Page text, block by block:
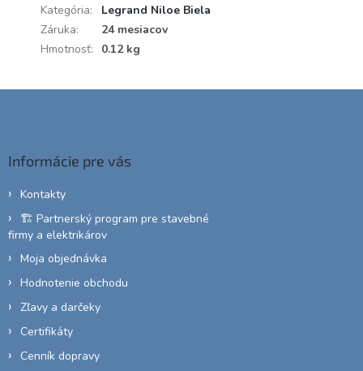
Kategória:
Legrand Niloe Biela
Záruka:
24 mesiacov
Hmotnosť: 0.12 kg
Informácie pre vás
Kontakty
🏗️ Partnerský program pre stavebné
firmy a elektrikárov
Moja objednávka
Hodnotenie obchodu
Zľavy a darčeky
Certifikáty
Cenník dopravy